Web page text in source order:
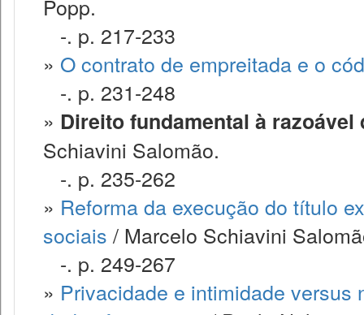
Popp.
-. p. 217-233
» O contrato de empreitada e o
-. p. 231-248
» Direito fundamental à
Schiavini Salomão.
-. p. 235-262
» Reforma da execução do título
sociais / Marcelo Schiavini
-. p. 249-267
» Privacidade e intimidade